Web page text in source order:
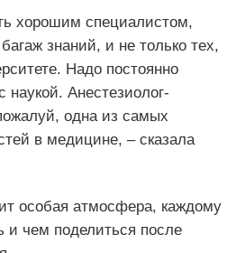
хорошим специалистом,
знаний, и не только тех,
Надо постоянно
наукой. Анестезиолог-
одна из самых
в медицине, – сказала
особая атмосфера, каждому
и чем поделиться после